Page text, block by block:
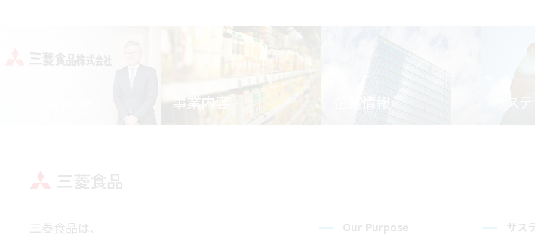
事業内容 企業情報 サス
三菱食品は、
Our Purpose
サス